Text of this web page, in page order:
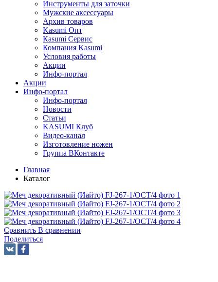
Инструменты для заточки
Мужские аксессуары
Архив товаров
Kasumi Опт
Кasumi Сервис
Компания Kasumi
Условия работы
Акции
Инфо-портал
Акции
Инфо-портал
Инфо-портал
Новости
Статьи
KASUMI Клуб
Видео-канал
Изготовление ножен
Группа ВКонтакте
Главная
Каталог
Сравнить В сравнении
Поделиться